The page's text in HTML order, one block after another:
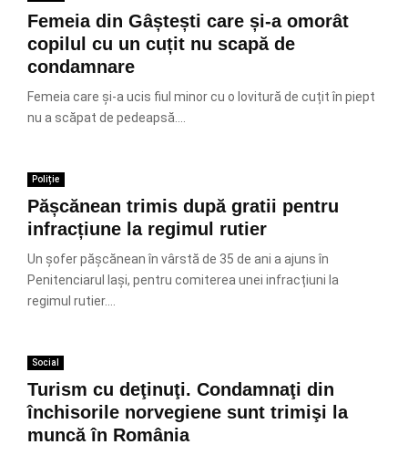
Femeia din Gâștești care și-a omorât
copilul cu un cuțit nu scapă de
condamnare
Femeia care și-a ucis fiul minor cu o lovitură de cuțit în piept
nu a scăpat de pedeapsă....
Poliție
Pășcănean trimis după gratii pentru
infracțiune la regimul rutier
Un șofer pășcănean în vârstă de 35 de ani a ajuns în
Penitenciarul Iași, pentru comiterea unei infracțiuni la
regimul rutier....
Social
Turism cu deţinuţi. Condamnaţi din
închisorile norvegiene sunt trimişi la
muncă în România